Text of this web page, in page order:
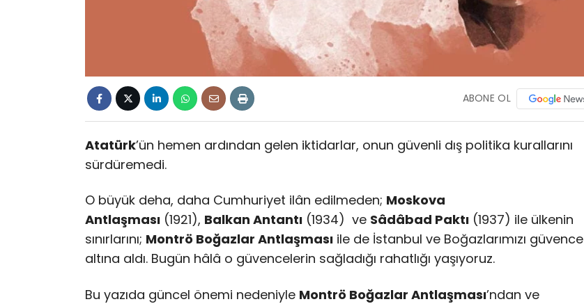
ABONE OL
Atatürk’ün hemen ardından gelen iktidarlar, onun güvenli dış politika kurallarını
sürdüremedi.
O büyük deha, daha Cumhuriyet ilân edilmeden; Moskova
Antlaşması (1921), Balkan Antantı (1934) ve Sâdâbad Paktı (1937) ile ülkenin
sınırlarını; Montrö Boğazlar Antlaşması ile de İstanbul ve Boğazlarımızı güvence
altına aldı. Bugün hâlâ o güvencelerin sağladığı rahatlığı yaşıyoruz.
Bu yazıda güncel önemi nedeniyle Montrö Boğazlar Antlaşması’ndan ve